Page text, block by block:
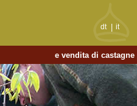
dt it
e vendita di castagne